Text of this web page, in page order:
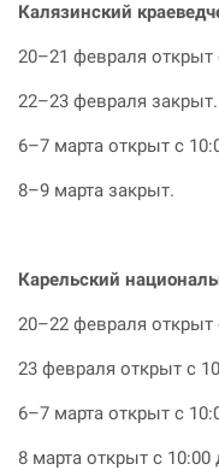
Калязинский
20–21 февраля открыт
22–23 февраля закрыт.
6–7 марта открыт с
8–9 марта закрыт.
Карельский
20–22 февраля открыт
23 февраля открыт с
6–7 марта открыт с
8 марта открыт с 10:00